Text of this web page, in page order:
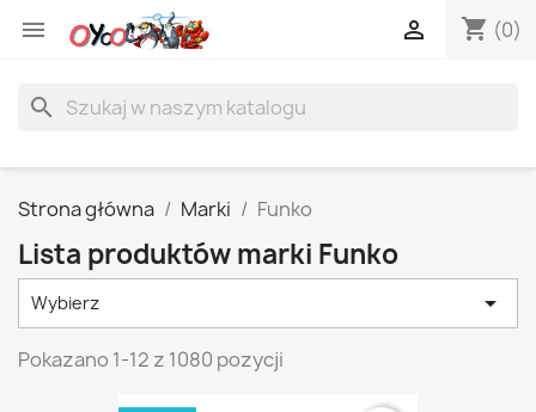
 shopping_cart (0)

search
Strona główna Marki Funko
Lista produktów marki Funko
Wybierz 
Pokazano 1-12 z 1080 pozycji